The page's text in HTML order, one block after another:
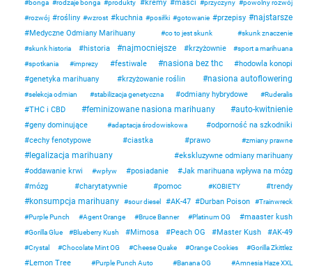
bonga
rodzaje bonga produkty kremy maści przyczyny
powolny rozwój
rozwój
rośliny wzrost kuchnia posiłki gotowanie przepisy najstarsze
Medyczne Odmiany Marihuany co to jest skunk
skunk znaczenie
skunk historia
historia najmocniejsze krzyżownie
sport a marihuana
spotkania
imprezy festiwale nasiona bez thc
hodowla konopi
genetyka marihuany
krzyżowanie roślin nasiona autoflowering
selekcja odmian stabilizacja genetyczna odmiany hybrydowe Ruderalis
THC i CBD feminizowane nasiona marihuany auto-kwitnienie
geny dominujące adaptacja środowiskowa
odporność na szkodniki
cechy fenotypowe
ciastka prawo zmiany prawne
legalizacja marihuany
ekskluzywne odmiany marihuany
oddawanie krwi
wpływ posiadanie
Jak marihuana wpływa na mózg
mózg
charytatywnie pomoc KOBIETY trendy
konsumpcja marihuany sour diesel AK-47 Durban Poison
Trainwreck
Purple Punch
Agent Orange Bruce Banner Platinum OG maaster kush
Gorilla Glue Blueberry Kush Mimosa Peach OG Master Kush AK-49
Crystal Chocolate Mint OG Cheese Quake Orange Cookies Gorilla Zkittlez
Lemon Tree Purple Punch Auto Banana OG
Amnesia Haze XXL